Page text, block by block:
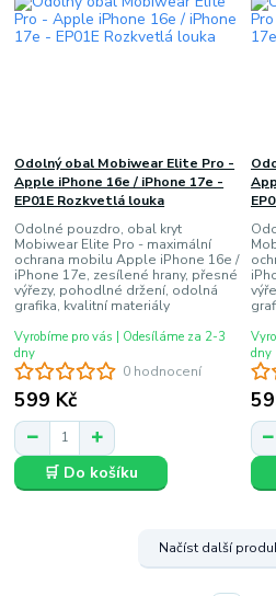
0 hodnocení
Odolný obal Mobiwear Elite Pro -
Apple iPhone 16e / iPhone 17e -
EP01E Rozkvetlá louka
Odolné pouzdro, obal kryt
Mobiwear Elite Pro - maximální
ochrana mobilu Apple iPhone 16e /
iPhone 17e, zesílené hrany, přesné
výřezy, pohodlné držení, odolná
grafika, kvalitní materiály
599 Kč
Vyrobíme pro vás | Odesíláme za 2-3
dny
🛒 Do košíku
dny
Načíst další